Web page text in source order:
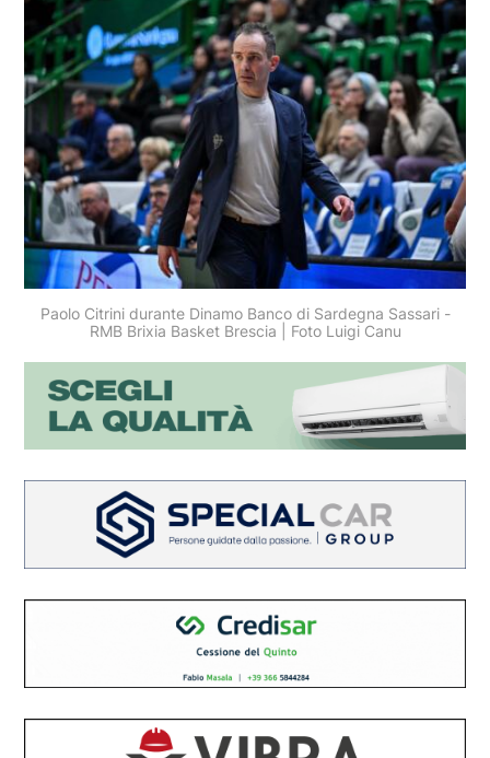
Paolo Citrini durante Dinamo Banco di Sardegna Sassari -
RMB Brixia Basket Brescia | Foto Luigi Canu